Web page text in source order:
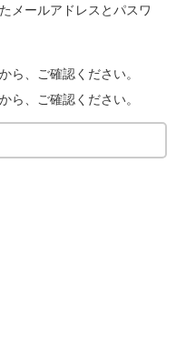
メールアドレスとパスワ
から、ご確認ください。
から、ご確認ください。